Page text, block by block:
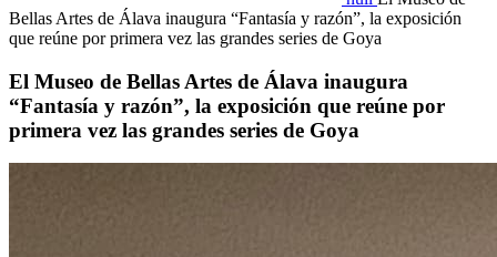
Bellas Artes de Álava inaugura “Fantasía y razón”, la exposición
que reúne por primera vez las grandes series de Goya
El Museo de Bellas Artes de Álava inaugura
“Fantasía y razón”, la exposición que reúne por
primera vez las grandes series de Goya